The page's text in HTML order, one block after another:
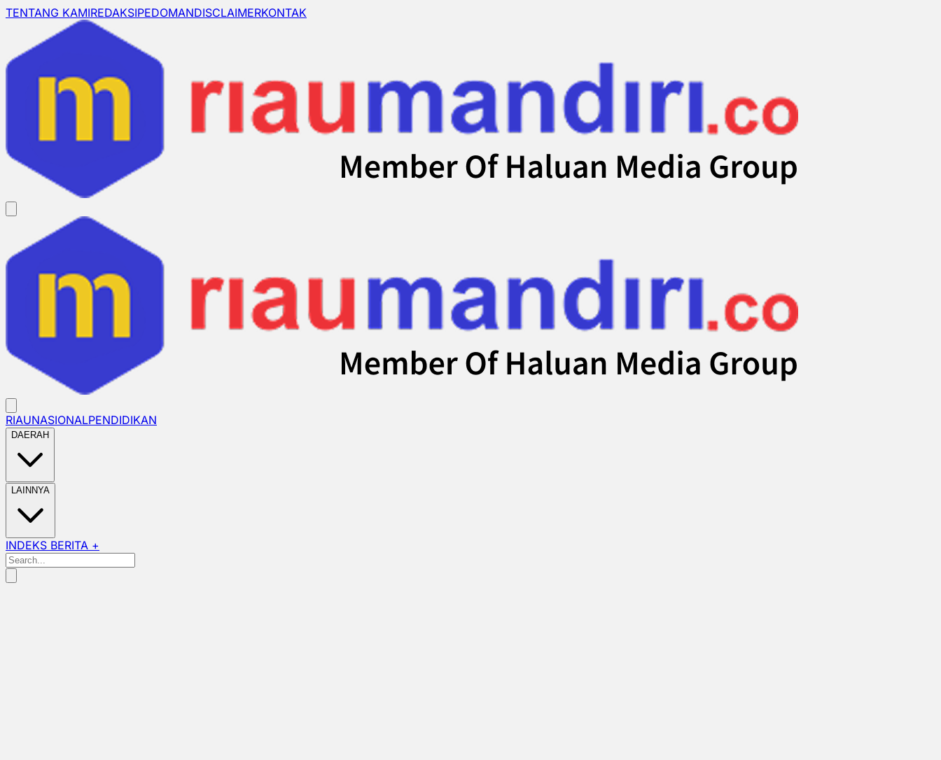
TENTANG KAMIREDAKSIPEDOMANDISCLAIMERKONTAK
RIAUNASIONALPENDIDIKAN
DAERAH
LAINNYA
INDEKS BERITA +